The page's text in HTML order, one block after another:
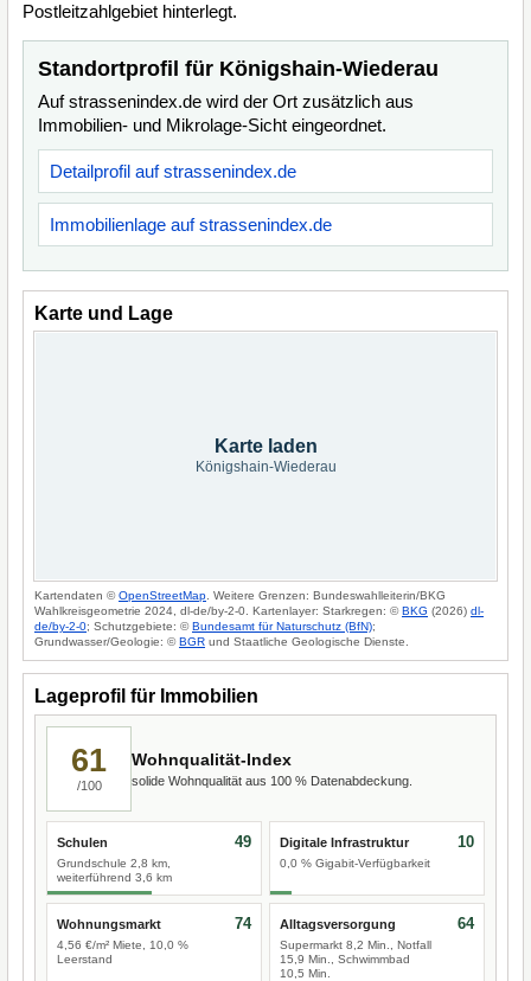
Postleitzahlgebiet hinterlegt.
Standortprofil für Königshain-Wiederau
Auf strassenindex.de wird der Ort zusätzlich aus
Immobilien- und Mikrolage-Sicht eingeordnet.
Detailprofil auf strassenindex.de
Immobilienlage auf strassenindex.de
Karte und Lage
Karte laden
Königshain-Wiederau
Kartendaten ©OpenStreetMap . Weitere Grenzen: Bundeswahlleiterin/BKG
Wahlkreisgeometrie 2024, dl-de/by-2-0. Kartenlayer: Starkregen: ©BKG (2026) dl-
de/by-2-0; Schutzgebiete: ©Bundesamt für Naturschutz (BfN);
Grundwasser/Geologie: ©BGR und Staatliche Geologische Dienste.
Lageprofil für Immobilien
61
/100
Wohnqualität-Index
solide Wohnqualität aus 100 % Datenabdeckung.
Schulen
Grundschule 2,8 km,
weiterführend 3,6 km
49 Digitale Infrastruktur
0,0 % Gigabit-Verfügbarkeit
10
Wohnungsmarkt
4,56 €/m² Miete, 10,0 %
Leerstand
74 Alltagsversorgung
Supermarkt 8,2 Min., Notfall
15,9 Min., Schwimmbad
10,5 Min.
64